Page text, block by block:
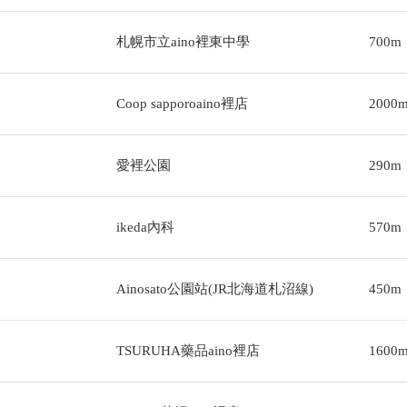
札幌市立aino裡東中學 700m
Coop sapporoaino裡店
愛裡公園 290m
ikeda內科 570m
Ainosato公園站(JR北海道札沼線) 450m
TSURUHA藥品aino裡店